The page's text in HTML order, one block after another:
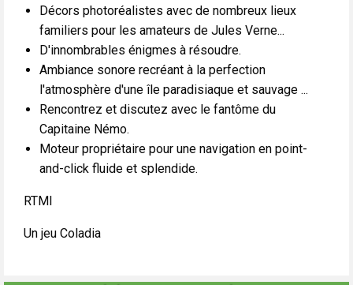
Décors photoréalistes avec de nombreux lieux
familiers pour les amateurs de Jules Verne...
D'innombrables énigmes à résoudre.
Ambiance sonore recréant à la perfection
l'atmosphère d'une île paradisiaque et sauvage ...
Rencontrez et discutez avec le fantôme du
Capitaine Némo.
Moteur propriétaire pour une navigation en point-
and-click fluide et splendide.
RTMI
Un jeu Coladia